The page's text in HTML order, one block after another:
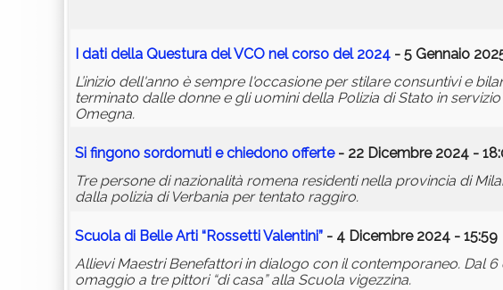
I dati della Questura del VCO nel corso del 2024 - 5 Gennaio
L’inizio dell'anno è sempre l'occasione per stilare consuntivi e
terminato dalle donne e gli uomini della Polizia di Stato in
Omegna.
Si fingono sordomuti e chiedono offerte- 22 Dicembre 2024 -
Tre persone di nazionalità romena residenti nella provincia di
dalla polizia di Verbania per tentato raggiro.
Scuola di Belle Arti “Rossetti Valentini” - 4 Dicembre 2024 - 15:59
Allievi Maestri Benefattori in dialogo con il contemporaneo. Dal
omaggio a tre pittori “di casa” alla Scuola vigezzina.